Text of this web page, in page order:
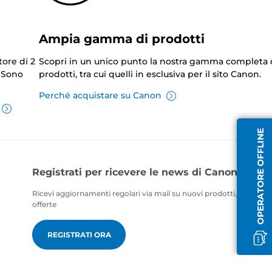
OPERATORE OFFLINE
di 2
Ampia gamma di prodotti
Scopri in un unico punto la nostra gamma completa
prodotti, tra cui quelli in esclusiva per il sito Canon.
Perché acquistare su Canon
Registrati per ricevere le news di Canon
Ricevi aggiornamenti regolari via mail su nuovi prodotti, consigli
offerte
REGISTRATI ORA